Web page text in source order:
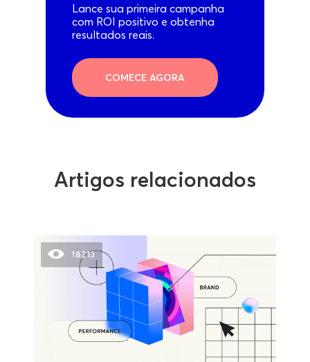
Lance sua primeira campanha
com ROI positivo e obtenha
resultados reais.
COMECE AGORA
Artigos relacionados
18213